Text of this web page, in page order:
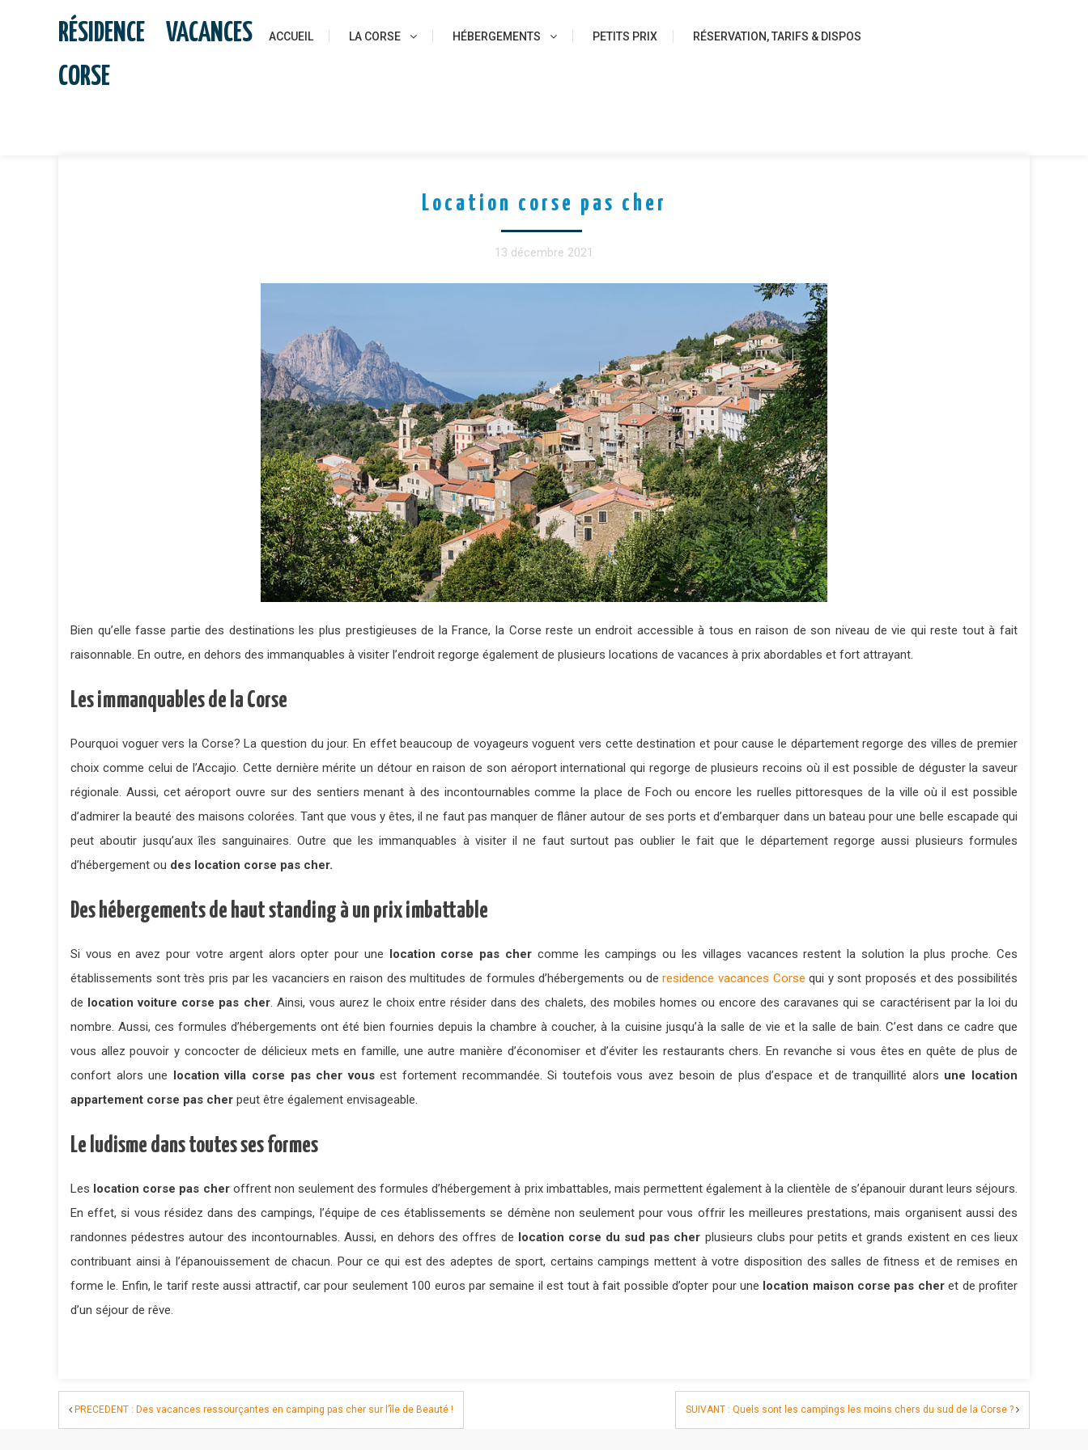
RÉSIDENCE VACANCES
CORSE
ACCUEIL LA CORSE HÉBERGEMENTS PETITS PRIX RÉSERVATION, TARIFS & DISPOS
Location corse pas cher
13 décembre 2021
Bien qu’elle fasse partie des destinations les plus prestigieuses de la France, la Corse reste un endroit accessible à tous en raison de son niveau de vie qui reste tout à fait
raisonnable. En outre, en dehors des immanquables à visiter l’endroit regorge également de plusieurs locations de vacances à prix abordables et fort attrayant.
Les immanquables de la Corse
Pourquoi voguer vers la Corse? La question du jour. En effet beaucoup de voyageurs voguent vers cette destination et pour cause le département regorge des villes de premier
choix comme celui de l’Accajio. Cette dernière mérite un détour en raison de son aéroport international qui regorge de plusieurs recoins où il est possible de déguster la saveur
régionale. Aussi, cet aéroport ouvre sur des sentiers menant à des incontournables comme la place de Foch ou encore les ruelles pittoresques de la ville où il est possible
d’admirer la beauté des maisons colorées. Tant que vous y êtes, il ne faut pas manquer de flâner autour de ses ports et d’embarquer dans un bateau pour une belle escapade qui
peut aboutir jusqu’aux îles sanguinaires. Outre que les immanquables à visiter il ne faut surtout pas oublier le fait que le département regorge aussi plusieurs formules
d’hébergement ou des location corse pas cher.
Des hébergements de haut standing à un prix imbattable
Si vous en avez pour votre argent alors opter pour une location corse pas cher comme les campings ou les villages vacances restent la solution la plus proche. Ces
établissements sont très pris par les vacanciers en raison des multitudes de formules d’hébergements ou deresidence vacances Corse qui y sont proposés et des possibilités
de location voiture corse pas cher. Ainsi, vous aurez le choix entre résider dans des chalets, des mobiles homes ou encore des caravanes qui se caractérisent par la loi du
nombre. Aussi, ces formules d’hébergements ont été bien fournies depuis la chambre à coucher, à la cuisine jusqu’à la salle de vie et la salle de bain. C’est dans ce cadre que
vous allez pouvoir y concocter de délicieux mets en famille, une autre manière d’économiser et d’éviter les restaurants chers. En revanche si vous êtes en quête de plus de
confort alors une location villa corse pas cher vousest fortement recommandée. Si toutefois vous avez besoin de plus d’espace et de tranquillité alors une location
appartement corse pas cher peut être également envisageable.
Le ludisme dans toutes ses formes
Les location corse pas cheroffrent non seulement des formules d’hébergement à prix imbattables, mais permettent également à la clientèle de s’épanouir durant leurs séjours.
En effet, si vous résidez dans des campings, l’équipe de ces établissements se démène non seulement pour vous offrir les meilleures prestations, mais organisent aussi des
randonnes pédestres autour des incontournables. Aussi, en dehors des offres de location corse du sud pas cher plusieurs clubs pour petits et grands existent en ces lieux
contribuant ainsi à l’épanouissement de chacun. Pour ce qui est des adeptes de sport, certains campings mettent à votre disposition des salles de fitness et de remises en
forme le. Enfin, le tarif reste aussi attractif, car pour seulement 100 euros par semaine il est tout à fait possible d’opter pour une location maison corse pas cheret de profiter
d’un séjour de rêve.
PRECEDENT : Des vacances ressourçantes en camping pas cher sur l’île de Beauté ! SUIVANT : Quels sont les campings les moins chers du sud de la Corse ?